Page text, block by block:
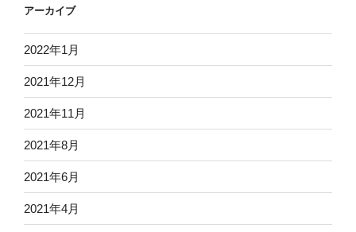
アーカイブ
2022年1月
2021年12月
2021年11月
2021年8月
2021年6月
2021年4月